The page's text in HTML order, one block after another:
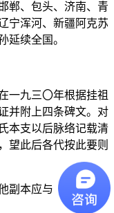
郸、包头、济南、青
宁浑河、新疆阿克苏
延续全国。
一九三〇年根据挂祖
并附上四条碑文。对
本支以后脉络记载清
望此后各代按此要则
副本应与「老谱」一